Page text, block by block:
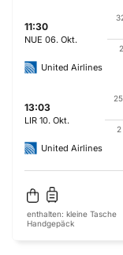
11:30
NUE 06. Okt.
United Airlines
13:03
LIR 10. Okt.
United Airlines
enthalten: kleine Tasche
Handgepäck